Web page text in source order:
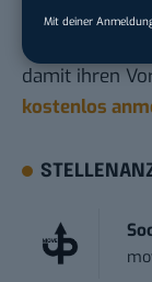
Mit deiner
Tag
wichtigsten
damit ihren
kostenlos